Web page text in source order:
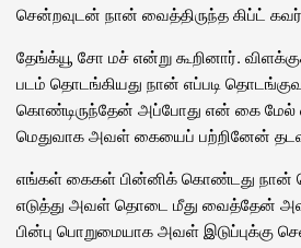
சென்றவுடன் நான் வைத்திருந்த கிப்ட்
தேங்க்யூ சோ மச் என்று கூறினார்.
படம் தொடங்கியது நான் எப்படி
கொண்டிருந்தேன் அப்போது என் கை
மெதுவாக அவள் கையைப் பற்றினேன்
எங்கள் கைகள் பின்னிக் கொண்டது நான்
எடுத்து அவள் தொடை மீது வைத்தேன் அவள்
பின்பு பொறுமையாக அவள் இடுப்புக்கு